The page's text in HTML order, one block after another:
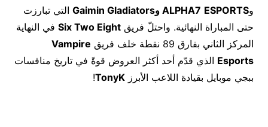
و
ALPHA7 ESPORTS وGaimin Gladiatorsالتي تبارزت
حتى المباراة النهائية. واحتلّ فريق Six Two Eightفي النهاية
المركز الثاني بفارق 89 نقطة خلف فريق
Vampire
Esports الذي قدّم أحد أكثر العروض قوةً في تاريخ منافسات
ببجي موبايل بقيادة اللاعب الأبرز TonyK
!